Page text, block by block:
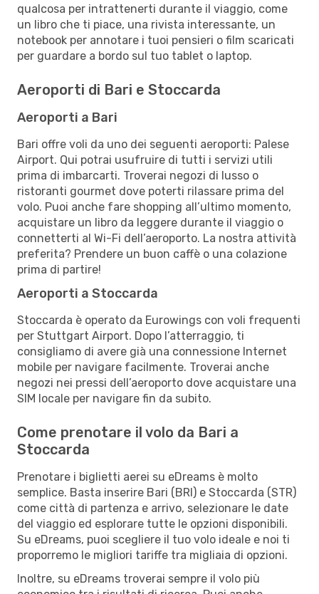
qualcosa per intrattenerti durante il viaggio, come
un libro che ti piace, una rivista interessante, un
notebook per annotare i tuoi pensieri o film scaricati
per guardare a bordo sul tuo tablet o laptop.
Aeroporti di Bari e Stoccarda
Aeroporti a Bari
Bari offre voli da uno dei seguenti aeroporti: Palese
Airport. Qui potrai usufruire di tutti i servizi utili
prima di imbarcarti. Troverai negozi di lusso o
ristoranti gourmet dove poterti rilassare prima del
volo. Puoi anche fare shopping all’ultimo momento,
acquistare un libro da leggere durante il viaggio o
connetterti al Wi-Fi dell’aeroporto. La nostra attività
preferita? Prendere un buon caffè o una colazione
prima di partire!
Aeroporti a Stoccarda
Stoccarda è operato da Eurowings con voli frequenti
per Stuttgart Airport. Dopo l’atterraggio, ti
consigliamo di avere già una connessione Internet
mobile per navigare facilmente. Troverai anche
negozi nei pressi dell’aeroporto dove acquistare una
SIM locale per navigare fin da subito.
Come prenotare il volo da Bari a
Stoccarda
Prenotare i biglietti aerei su eDreams è molto
semplice. Basta inserire Bari (BRI) e Stoccarda (STR)
come città di partenza e arrivo, selezionare le date
del viaggio ed esplorare tutte le opzioni disponibili.
Su eDreams, puoi scegliere il tuo volo ideale e noi ti
proporremo le migliori tariffe tra migliaia di opzioni.
Inoltre, su eDreams troverai sempre il volo più